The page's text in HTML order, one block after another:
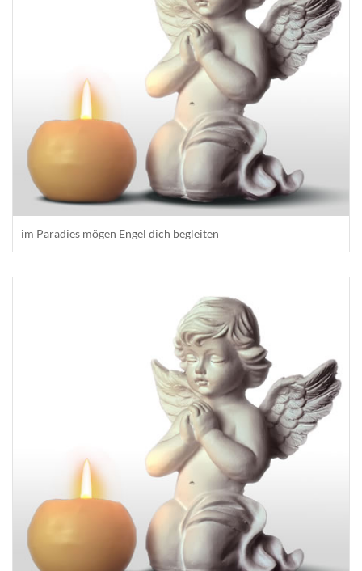
im Paradies mögen Engel dich begleiten